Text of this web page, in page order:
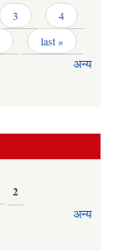
3 4
last »
अन्य
2
अन्य